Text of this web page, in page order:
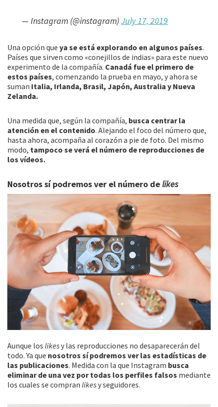
— Instagram (@instagram)July 17, 2019
Una opción que ya se está explorando en algunos países.
Países que sirven como «conejillos de indias» para este nuevo
experimento de la compañía. Canadá fue el primero de
estos países, comenzando la prueba en mayo, y ahora se
suman Italia, Irlanda, Brasil, Japón, Australia y Nueva
Zelanda.
Una medida que, según la compañía, busca centrar la
atención en el contenido. Alejando el foco del número que,
hasta ahora, acompaña al corazón a pie de foto. Del mismo
modo, tampoco se verá el número de reproducciones de
los vídeos.
Nosotros sí podremos ver el número delikes
Aunque los likesy las reproducciones no desaparecerán del
todo. Ya que nosotros sí podremos ver las estadísticas de
las publicaciones. Medida con la que Instagram busca
eliminar de una vez por todas los perfiles falsos mediante
los cuales se compran likesy seguidores.